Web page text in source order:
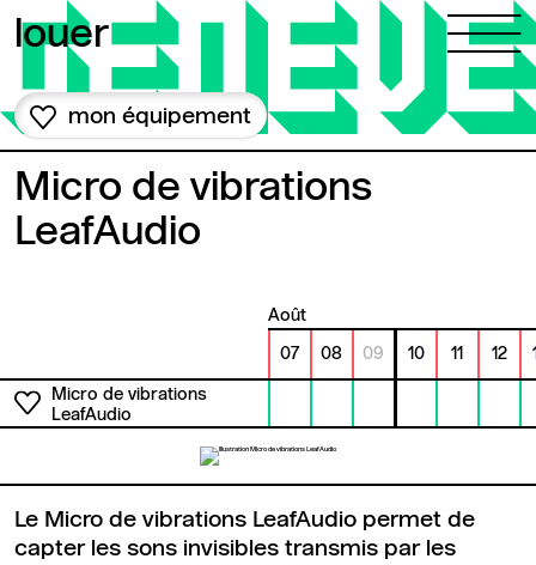
louer
mon équipement
Micro de vibrations
LeafAudio
août
07 08 09 10 11 12
Micro de vibrations
LeafAudio
Le Micro de vibrations LeafAudio permet de
capter les sons invisibles transmis par les